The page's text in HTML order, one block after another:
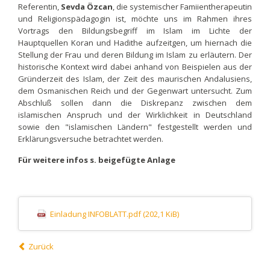
Referentin, Sevda Özcan , die systemischer Famiientherapeutin
und Religionspädagogin ist, möchte uns im Rahmen ihres
Vortrags den Bildungsbegriff im Islam im Lichte der
Hauptquellen Koran und Hadithe aufzeitgen, um hiernach die
Stellung der Frau und deren Bildung im Islam zu erläutern. Der
historische Kontext wird dabei anhand von Beispielen aus der
Gründerzeit des Islam, der Zeit des maurischen Andalusiens,
dem Osmanischen Reich und der Gegenwart untersucht. Zum
Abschluß sollen dann die Diskrepanz zwischen dem
islamischen Anspruch und der Wirklichkeit in Deutschland
sowie den "islamischen Ländern" festgestellt werden und
Erklärungsversuche betrachtet werden.
Für weitere infos s. beigefügte Anlage
Einladung INFOBLATT.pdf(202,1 KiB)
Zurück